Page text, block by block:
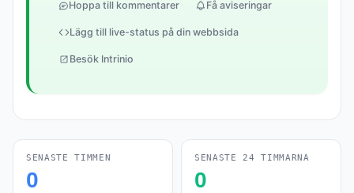
Hoppa till kommentarer Få aviseringar
Lägg till live-status på din webbsida
Besök Intrinio
SENASTE TIMMEN
0
SENASTE 24 TIMMARNA
0